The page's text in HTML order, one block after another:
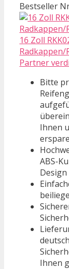
Bestseller
16 Zoll
Radkappen/
Partner
Bitte
Ihnen
ABS-
Design
Ihnen